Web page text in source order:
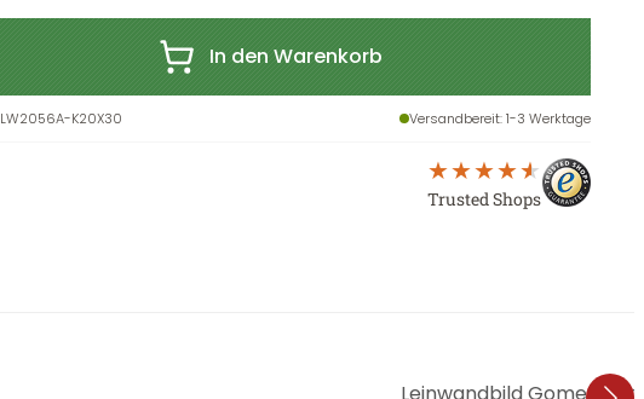
In den Warenkorb
LW2056A-K20X30 Versandbereit: 1-3 Werktage
Trusted Shops